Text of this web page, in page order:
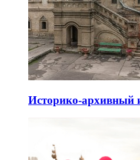
Историко-архивный